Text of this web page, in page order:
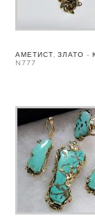
АМЕТИСТ, ЗЛАТО –
N777